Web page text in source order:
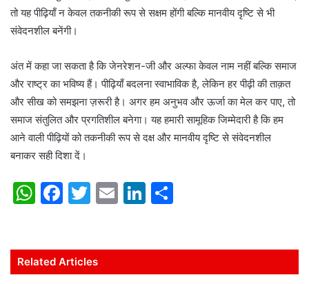
तो यह पीढ़ियाँ न केवल तकनीकी रूप से सक्षम होंगी बल्कि मानवीय दृष्टि से भी
संवेदनशील बनेंगी।
अंत में कहा जा सकता है कि जेनरेशन-जी और अल्फा केवल नाम नहीं बल्कि समाज
और राष्ट्र का भविष्य हैं। पीढ़ियाँ बदलना स्वाभाविक है, लेकिन हर पीढ़ी की ताक़त
और सीख को समझना ज़रूरी है। अगर हम अनुभव और ऊर्जा का मेल कर पाए, तो
समाज संतुलित और प्रगतिशील बनेगा। यह हमारी सामूहिक जिम्मेदारी है कि हम
आने वाली पीढ़ियों को तकनीकी रूप से दक्ष और मानवीय दृष्टि से संवेदनशील
बनाकर सही दिशा दें।
W
s
F
e
T
er
E
l
Li
e e
Related Articles